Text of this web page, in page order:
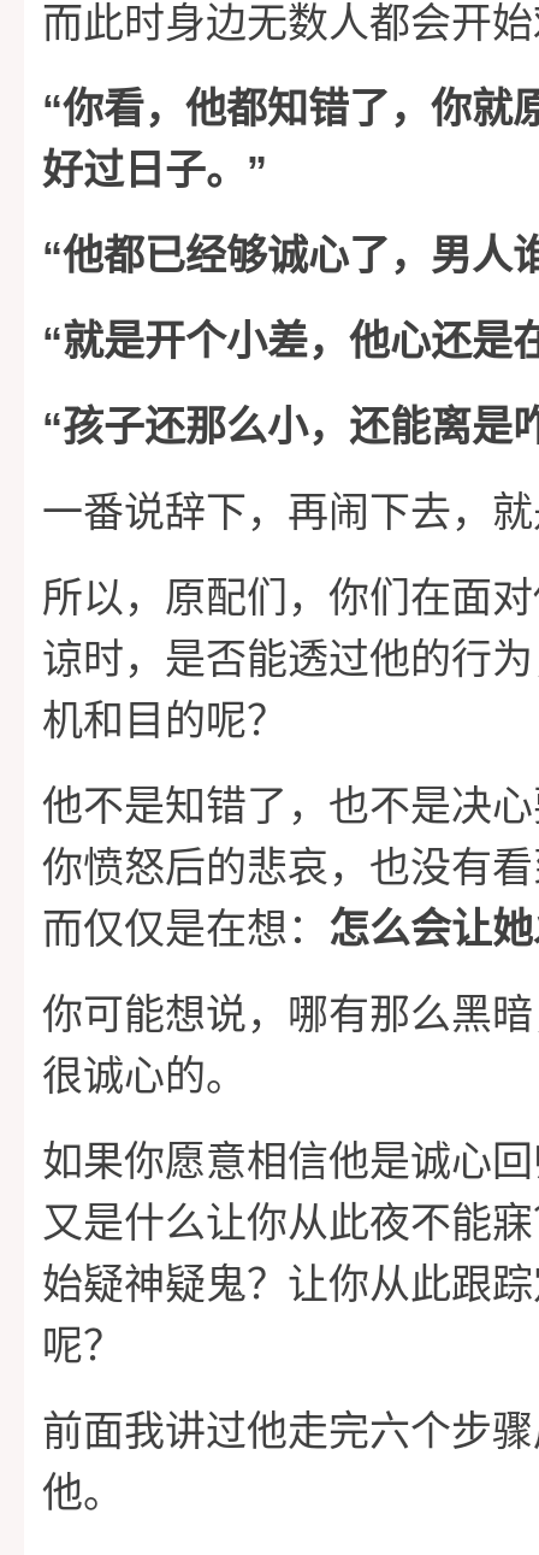
而此时身边无数人都会开
“你看，他都知错了，你就
好过日子。 ”
“他都已经够诚心了，男人
“就是开个小差，他心还是
“孩子还那么小，还能离是
一番说辞下，再闹下去，
所以，原配们，你们在面
谅时，是否能透过他的行
机和目的呢？
他不是知错了，也不是决
你愤怒后的悲哀，也没有
而仅仅是在想： 怎么会让
你可能想说，哪有那么黑
很诚心的。
如果你愿意相信他是诚心
又是什么让你从此夜不能
始疑神疑鬼？让你从此跟
呢？
前面我讲过他走完六个步
他。